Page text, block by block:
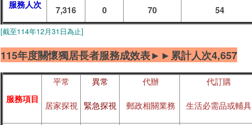
服務人次 7,316 0 70 54
[截至114年12月31日為止]
115年度關懷獨居長者服務成效表►►累計人次4,657
服務項目
平常
居家探視
異常
緊急探視
代辦
郵政相關業務
代訂購
生活必需品或輔具